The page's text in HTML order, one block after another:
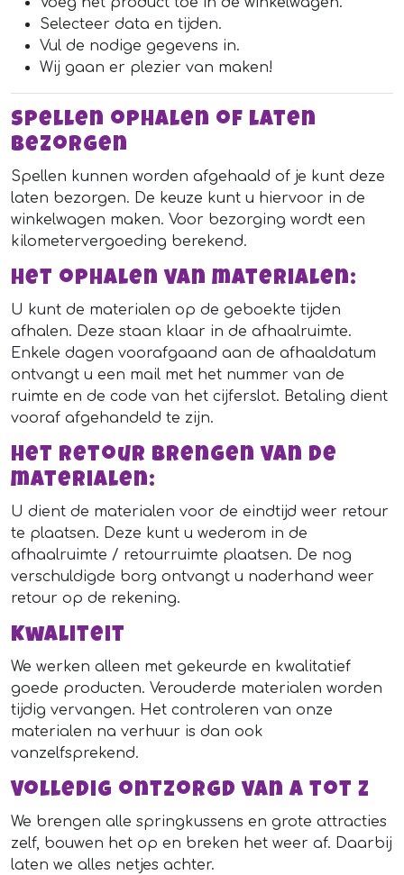
Selecteer data en tijden.
Vul de nodige gegevens in.
Wij gaan er plezier van maken!
Spellen ophalen of laten
bezorgen
Spellen kunnen worden afgehaald of je kunt deze
laten bezorgen. De keuze kunt u hiervoor in de
winkelwagen maken. Voor bezorging wordt een
kilometervergoeding berekend.
Het ophalen van materialen:
U kunt de materialen op de geboekte tijden
afhalen. Deze staan klaar in de afhaalruimte.
Enkele dagen voorafgaand aan de afhaaldatum
ontvangt u een mail met het nummer van de
ruimte en de code van het cijferslot. Betaling dient
vooraf afgehandeld te zijn.
Het retour brengen van de
materialen:
U dient de materialen voor de eindtijd weer retour
te plaatsen. Deze kunt u wederom in de
afhaalruimte / retourruimte plaatsen. De nog
verschuldigde borg ontvangt u naderhand weer
retour op de rekening.
Kwaliteit
We werken alleen met gekeurde en kwalitatief
goede producten. Verouderde materialen worden
tijdig vervangen. Het controleren van onze
materialen na verhuur is dan ook
vanzelfsprekend.
Volledig ontzorgd van A tot Z
We brengen alle springkussens en grote attracties
zelf, bouwen het op en breken het weer af. Daarbij
laten we alles netjes achter.